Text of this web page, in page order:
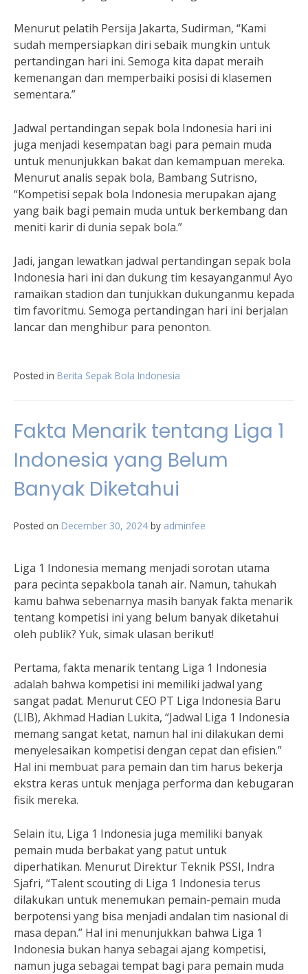
Menurut pelatih Persija Jakarta, Sudirman, “Kami
sudah mempersiapkan diri sebaik mungkin untuk
pertandingan hari ini. Semoga kita dapat meraih
kemenangan dan memperbaiki posisi di klasemen
sementara.”
Jadwal pertandingan sepak bola Indonesia hari ini
juga menjadi kesempatan bagi para pemain muda
untuk menunjukkan bakat dan kemampuan mereka.
Menurut analis sepak bola, Bambang Sutrisno,
“Kompetisi sepak bola Indonesia merupakan ajang
yang baik bagi pemain muda untuk berkembang dan
meniti karir di dunia sepak bola.”
Jadi, jangan lewatkan jadwal pertandingan sepak bola
Indonesia hari ini dan dukung tim kesayanganmu! Ayo
ramaikan stadion dan tunjukkan dukunganmu kepada
tim favoritmu. Semoga pertandingan hari ini berjalan
lancar dan menghibur para penonton.
Posted in Berita Sepak Bola Indonesia
Fakta Menarik tentang Liga 1
Indonesia yang Belum
Banyak Diketahui
Posted on December 30, 2024 by adminfee
Liga 1 Indonesia memang menjadi sorotan utama
para pecinta sepakbola tanah air. Namun, tahukah
kamu bahwa sebenarnya masih banyak fakta menarik
tentang kompetisi ini yang belum banyak diketahui
oleh publik? Yuk, simak ulasan berikut!
Pertama, fakta menarik tentang Liga 1 Indonesia
adalah bahwa kompetisi ini memiliki jadwal yang
sangat padat. Menurut CEO PT Liga Indonesia Baru
(LIB), Akhmad Hadian Lukita, “Jadwal Liga 1 Indonesia
memang sangat ketat, namun hal ini dilakukan demi
menyelesaikan kompetisi dengan cepat dan efisien.”
Hal ini membuat para pemain dan tim harus bekerja
ekstra keras untuk menjaga performa dan kebugaran
fisik mereka.
Selain itu, Liga 1 Indonesia juga memiliki banyak
pemain muda berbakat yang patut untuk
diperhatikan. Menurut Direktur Teknik PSSI, Indra
Sjafri, “Talent scouting di Liga 1 Indonesia terus
dilakukan untuk menemukan pemain-pemain muda
berpotensi yang bisa menjadi andalan tim nasional di
masa depan.” Hal ini menunjukkan bahwa Liga 1
Indonesia bukan hanya sebagai ajang kompetisi,
namun juga sebagai tempat bagi para pemain muda